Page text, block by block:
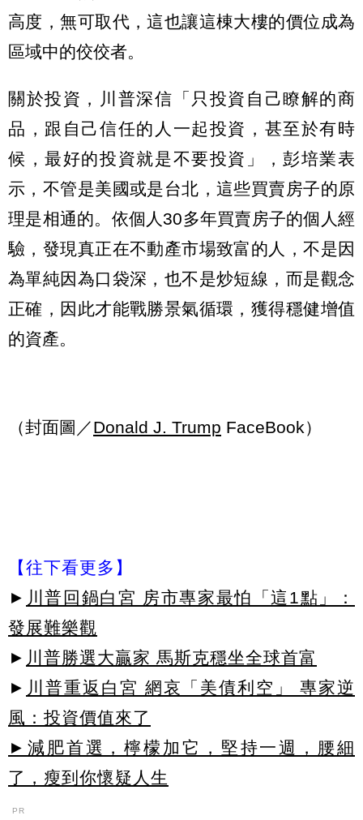
高度，無可取代，這也讓這棟大樓的價位成為
區域中的佼佼者。
關於投資，川普深信「只投資自己瞭解的商
品，跟自己信任的人一起投資，甚至於有時
候，最好的投資就是不要投資」，彭培業表
示，不管是美國或是台北，這些買賣房子的原
理是相通的。依個人30多年買賣房子的個人經
驗，發現真正在不動產市場致富的人，不是因
為單純因為口袋深，也不是炒短線，而是觀念
正確，因此才能戰勝景氣循環，獲得穩健增值
的資產。
（封面圖／Donald J. Trump FaceBook）
【往下看更多】
► 川普回鍋白宮 房市專家最怕「這1點」：
發展難樂觀
► 川普勝選大贏家 馬斯克穩坐全球首富
► 川普重返白宮 網哀「美債利空」 專家逆
風：投資價值來了
►減肥首選，檸檬加它，堅持一週，腰細
了，瘦到你懷疑人生
PR